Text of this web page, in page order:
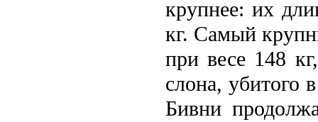
крупнее: их
кг. Самый
при весе 148
слона, убитого
Бивни